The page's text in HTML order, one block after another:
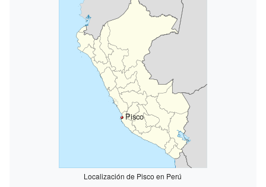
Pisco
Localización de Pisco en Perú